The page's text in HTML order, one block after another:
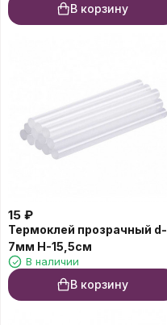
В корзину
15 ₽
Термоклей прозрачный d-
7мм Н-15,5см
В наличии
В корзину